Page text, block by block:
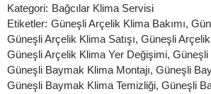
Kategori: Bağcılar Klima Servisi
Etiketler: Güneşli Arçelik Klima Bakımı,
Güneşli Arçelik Klima Satışı, Güneşli
Güneşli Arçelik Klima Yer Değişimi, Güneşli
Güneşli Baymak Klima Montajı, Güneşli
Güneşli Baymak Klima Temizliği, Güneşli